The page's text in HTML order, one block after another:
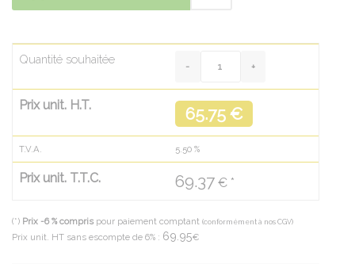
Quantité souhaitée
Prix unit. H.T. 65.75 €
T.V.A. 5.50 %
Prix unit. T.T.C. 69.37 € *
(*) Prix -6 % compris pour paiement comptant (conformément à nos CGV)
Prix unit. HT sans escompte de 6% : 69.95€